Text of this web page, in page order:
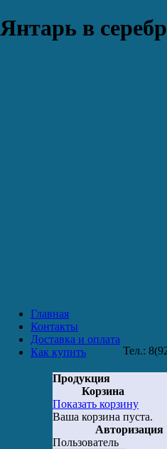
Янтарь в
Главная
Контакты
Доставка и оплата
Как купить
Тел.:
Продукция
Корзина
Показать корзину
Ваша корзина пуста.
Авторизация
Пользователь